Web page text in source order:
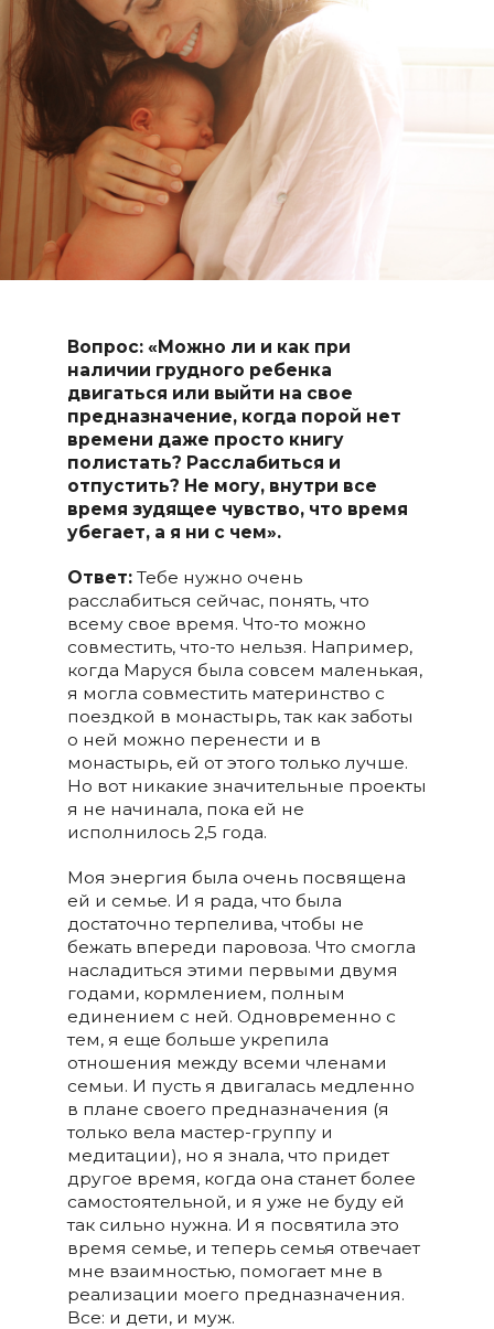
Вопрос: «Можно ли и как при
наличии грудного ребенка
двигаться или выйти на свое
предназначение, когда порой нет
времени даже просто книгу
полистать? Расслабиться и
отпустить? Не могу, внутри все
время зудящее чувство, что время
убегает, а я ни с чем».
Ответ:Тебе нужно очень
расслабиться сейчас, понять, что
всему свое время. Что-то можно
совместить, что-то нельзя. Например,
когда Маруся была совсем маленькая,
я могла совместить материнство с
поездкой в монастырь, так как заботы
о ней можно перенести и в
монастырь, ей от этого только лучше.
Но вот никакие значительные проекты
я не начинала, пока ей не
исполнилось 2,5 года.
Моя энергия была очень посвящена
ей и семье. И я рада, что была
достаточно терпелива, чтобы не
бежать впереди паровоза. Что смогла
насладиться этими первыми двумя
годами, кормлением, полным
единением с ней. Одновременно с
тем, я еще больше укрепила
отношения между всеми членами
семьи. И пусть я двигалась медленно
в плане своего предназначения (я
только вела мастер-группу и
медитации), но я знала, что придет
другое время, когда она станет более
самостоятельной, и я уже не буду ей
так сильно нужна. И я посвятила это
время семье, и теперь семья отвечает
мне взаимностью, помогает мне в
реализации моего предназначения.
Все: и дети, и муж.